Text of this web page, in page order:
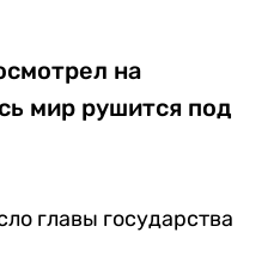
на
мир рушится под
главы государства